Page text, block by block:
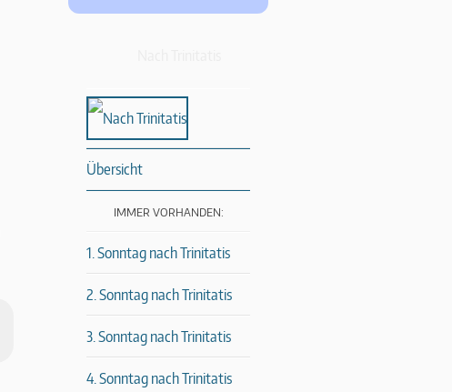
Übersicht
IMMER VORHANDEN:
1. Sonntag nach Trinitatis
2. Sonntag nach Trinitatis
3. Sonntag nach Trinitatis
4. Sonntag nach Trinitatis